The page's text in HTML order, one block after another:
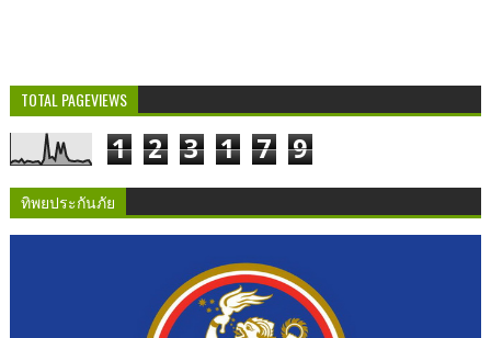
TOTAL PAGEVIEWS
1 2 3 1 7 9
ทิพยประกันภัย